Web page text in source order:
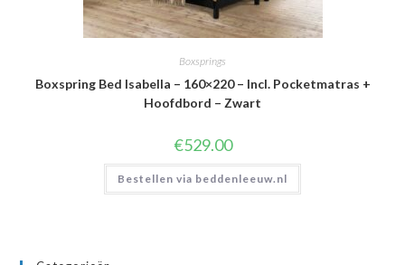
Boxsprings
Boxspring Bed Isabella – 160×220 – Incl. Pocketmatras +
Hoofdbord – Zwart
€529.00
Bestellen via beddenleeuw.nl